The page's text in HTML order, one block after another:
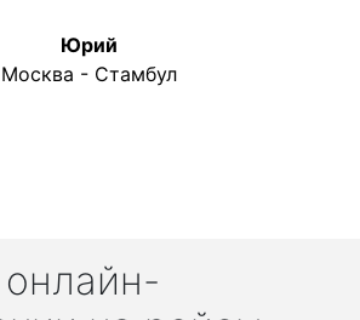
Юрий
Москва - Стамбул